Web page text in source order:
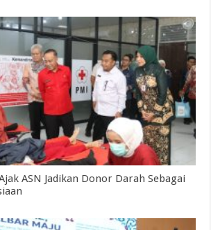
ASN Jadikan Donor Darah Sebagai